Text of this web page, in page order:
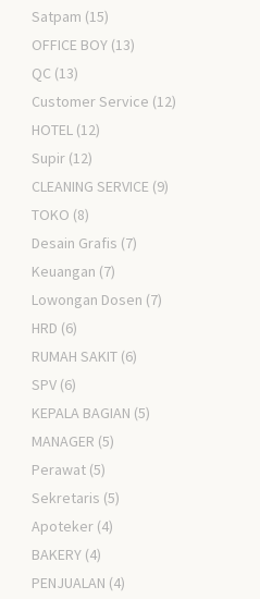
Satpam (15)
OFFICE BOY (13)
QC (13)
Customer Service (12)
HOTEL (12)
Supir (12)
CLEANING SERVICE (9)
TOKO (8)
Desain Grafis (7)
Keuangan (7)
Lowongan Dosen (7)
HRD (6)
RUMAH SAKIT (6)
SPV (6)
KEPALA BAGIAN (5)
MANAGER (5)
Perawat (5)
Sekretaris (5)
Apoteker (4)
BAKERY (4)
PENJUALAN (4)